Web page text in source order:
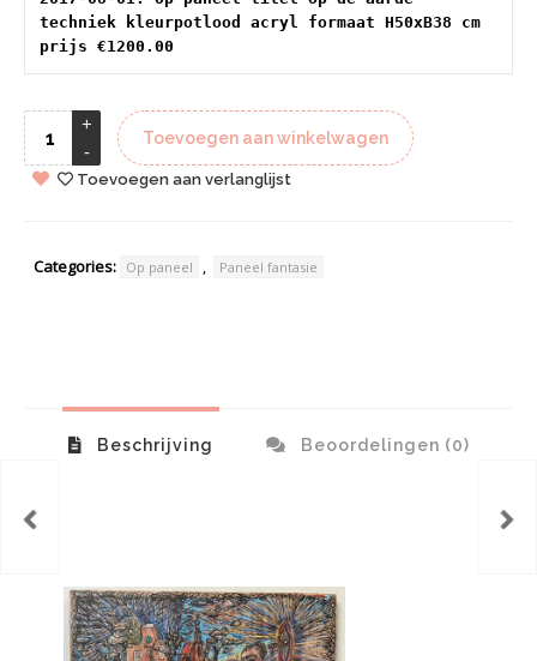
techniek kleurpotlood acryl formaat H50xB38 cm
prijs €1200.00
Toevoegen aan winkelwagen
Toevoegen aan verlanglijst
Categories: Op paneel , Paneel fantasie
Beschrijving Beoordelingen (0)